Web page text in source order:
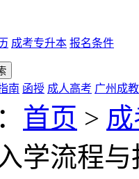
成考专升本 报名条件
南 函授 成人高考 广州成教
首页 >
学流程